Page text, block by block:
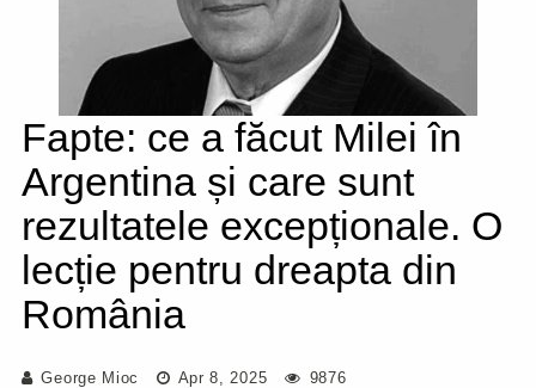
Fapte: ce a făcut Milei în
Argentina și care sunt
rezultatele excepționale. O
lecție pentru dreapta din
România
George Mioc Apr 8, 2025 9876